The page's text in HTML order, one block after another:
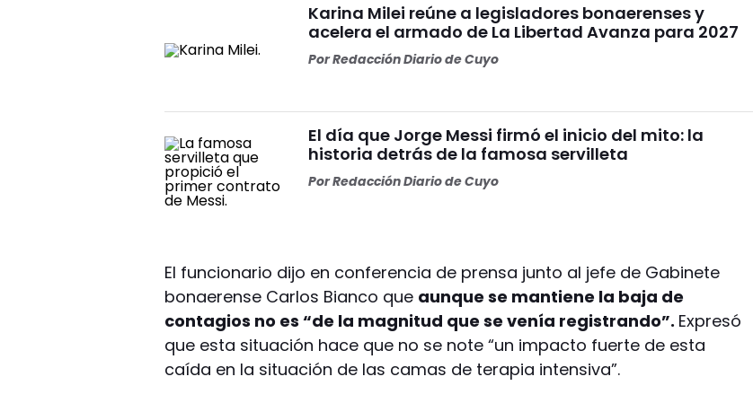
Karina Milei reúne a legisladores bonaerenses y
acelera el armado de La Libertad Avanza para 2027
PorRedacción Diario de Cuyo
El día que Jorge Messi firmó el inicio del mito: la
historia detrás de la famosa servilleta
PorRedacción Diario de Cuyo
El funcionario dijo en conferencia de prensa junto al jefe de Gabinete
bonaerense Carlos Bianco que aunque se mantiene la baja de
contagios no es “de la magnitud que se venía registrando”. Expresó
que esta situación hace que no se note “un impacto fuerte de esta
caída en la situación de las camas de terapia intensiva”.